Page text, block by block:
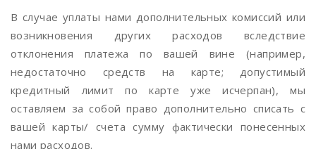
В случае уплаты нами дополнительных комиссий или
возникновения других расходов вследствие
отклонения платежа по вашей вине (например,
недостаточно средств на карте; допустимый
кредитный лимит по карте уже исчерпан), мы
оставляем за собой право дополнительно списать с
вашей карты/ счета сумму фактически понесенных
нами расходов.